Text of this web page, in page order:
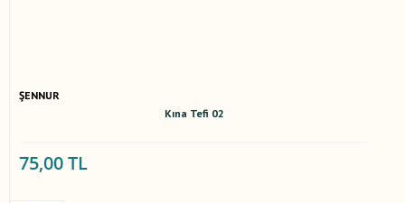
ŞENNUR
Kına Tefi 02
75,00 TL